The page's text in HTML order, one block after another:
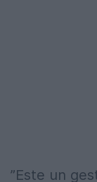
”Este un